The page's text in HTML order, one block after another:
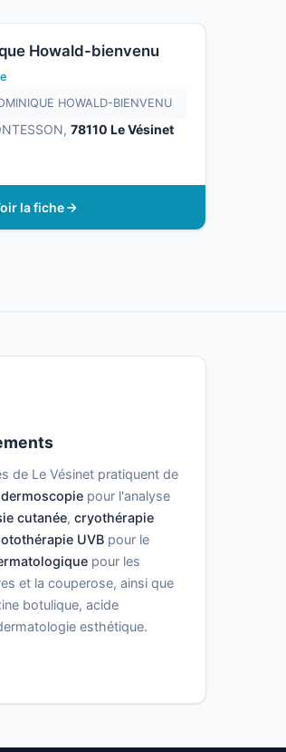
Howald-bienvenu
HOWALD-BIENVENU
78110 Le Vésinet
la fiche
de Le Vésinet pratiquent de
dermoscopiepour l'analyse
cutanée, cryothérapie
UVBpour le
pour les
et la couperose, ainsi que
botulique, acide
esthétique.